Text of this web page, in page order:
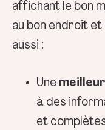
affichant le bon
au bon endroit et
aussi :
Une
à des
et